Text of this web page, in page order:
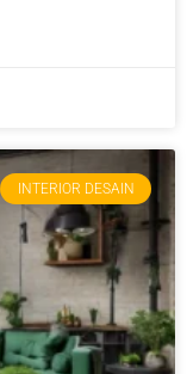
INTERIOR DESAIN